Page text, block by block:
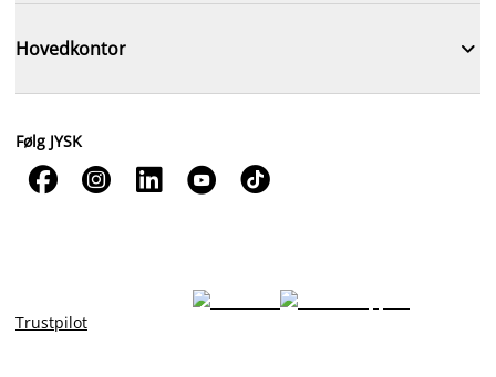
Hovedkontor 
Følg JYSK
    
Trustpilot